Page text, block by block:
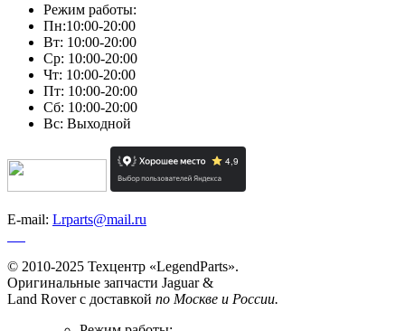
Режим работы:
Пн:10:00-20:00
Вт: 10:00-20:00
Ср: 10:00-20:00
Чт: 10:00-20:00
Пт: 10:00-20:00
Сб: 10:00-20:00
Вс: Выходной
E-mail: Lrparts@mail.ru
© 2010-2025 Техцентр «LegendParts».
Оригинальные запчасти Jaguar &
Land Rover с доставкой по Москве и России.